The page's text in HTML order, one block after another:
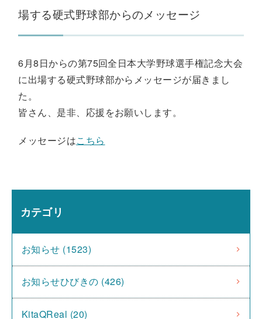
場する硬式野球部からのメッセージ
6月8日からの第75回全日本大学野球選手権記念大会
に出場する硬式野球部からメッセージが届きまし
た。
皆さん、是非、応援をお願いします。
メッセージはこちら
カテゴリ
お知らせ (1523)
お知らせひびきの (426)
KitaQReal (20)